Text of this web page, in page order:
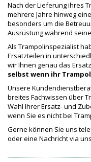
Nach der Lieferung ihres
mehrere Jahre hinweg
besonders um die
Ausrüstung während
Als Trampolinspezialist
Ersatzteilen in
wir Ihnen genau das
selbst wenn ihr
Unsere
breites Fachwissen über
Wahl Ihrer Ersatz- und
wenn Sie es nicht bei
Gerne können Sie uns
oder eine Nachricht via